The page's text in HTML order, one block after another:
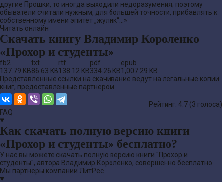
другие Прошки, то иногда выходили недоразумения; поэтому
обыватели считали нужным, для большей точности, прибавлять к
собственному имени эпитет „жулик“…»
Читать онлайн
Скачать книгу Владимир Короленко
«Прохор и студенты»
fb2
137.79 KB
txt
86.63 KB
rtf
138.12 KB
pdf
334.26 KB
epub
1,007.29 KB
Представленные ссылки на скачивание ведут на легальные копии
книг, предоставленные партнером.
Рейтинг: 4.7 (3 голоса)
FAQ
Как скачать полную версию книги
«Прохор и студенты» бесплатно?
У нас вы можете скачать полную версию книги "Прохор и
студенты", автора Владимир Короленко, совершенно бесплатно.
Мы партнеры компании ЛитРес